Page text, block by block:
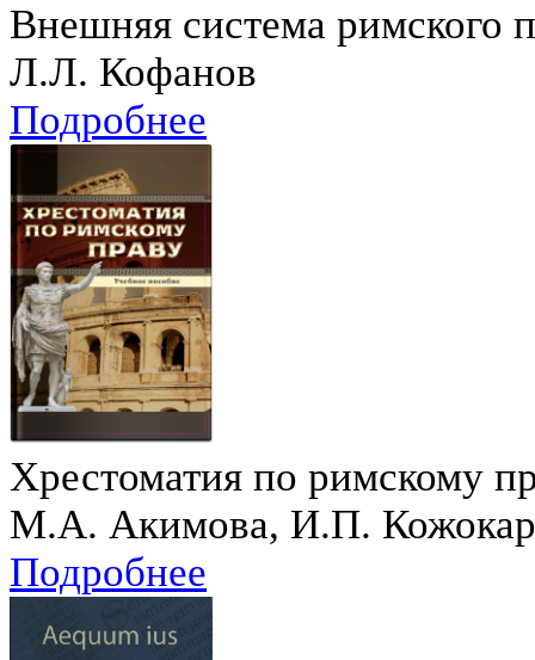
Внешняя система римского
Л.Л. Кофанов
Подробнее
Хрестоматия по римскому
М.А. Акимова, И.П.
Подробнее